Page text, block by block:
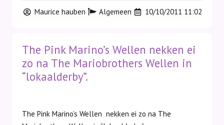
Maurice hauben Algemeen 10/10/2011 11:02
The Pink Marino’s Wellen nekken ei
zo na The Mariobrothers Wellen in
“lokaalderby”.
The Pink Marino’s Wellen nekken ei zo na The